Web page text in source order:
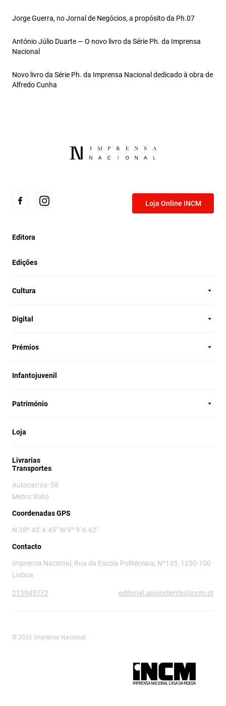
Jorge Guerra, no Jornal de Negócios, a propósito da Ph.07
António Júlio Duarte — O novo livro da Série Ph. da Imprensa
Nacional
Novo livro da Série Ph. da Imprensa Nacional dedicado à obra de
Alfredo Cunha
Loja Online INCM
Editora
Edições
Cultura
Digital
Prémios
Infantojuvenil
Património
Loja
Livrarias
Transportes
Autocarros: 58
Metro: Rato
Coordenadas GPS
N 38º 43' 4.45" W 9º 9' 6.62"
Contacto
Imprensa Nacional, Rua da Escola Politécnica, Nº135, 1250-100
Lisboa
213945772 editorial.apoiocliente@incm.pt
© 2026 Imprensa Nacional